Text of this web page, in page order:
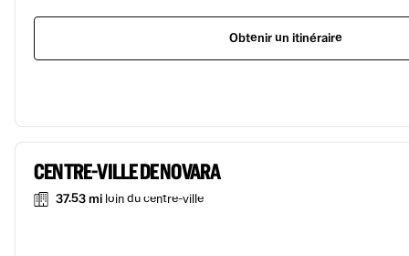
Obtenir un itinéraire
CENTRE-VILLE DE NOVARA
37.53 mi loin du centre-ville